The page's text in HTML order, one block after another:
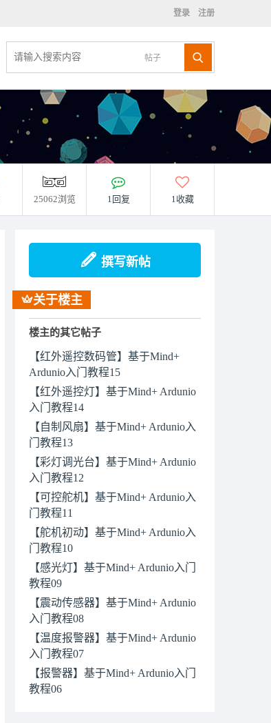
登录 注册
帖子
25062浏览 1回复 1收藏
撰写新帖
关于楼主
楼主的其它帖子
【红外遥控数码管】基于Mind+
Ardunio入门教程15
【红外遥控灯】基于Mind+ Ardunio
入门教程14
【自制风扇】基于Mind+ Ardunio入
门教程13
【彩灯调光台】基于Mind+ Ardunio
入门教程12
【可控舵机】基于Mind+ Ardunio入
门教程11
【舵机初动】基于Mind+ Ardunio入
门教程10
【感光灯】基于Mind+ Ardunio入门
教程09
【震动传感器】基于Mind+ Ardunio
入门教程08
【温度报警器】基于Mind+ Ardunio
入门教程07
【报警器】基于Mind+ Ardunio入门
教程06